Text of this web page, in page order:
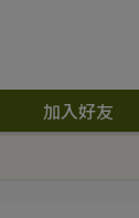
加入好友